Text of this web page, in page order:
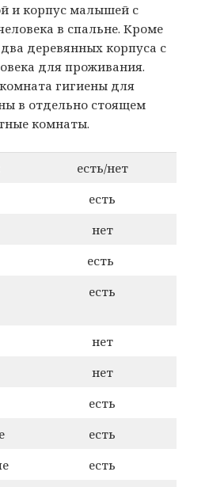
и корпус малышей с
в спальне. Кроме
деревянных корпуса с
для проживания.
гигиены для
в отдельно стоящем
комнаты.
есть/нет
есть
нет
есть
есть
нет
нет
есть
есть
есть